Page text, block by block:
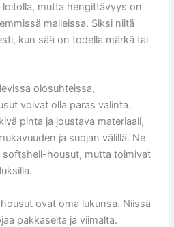
loitolla, mutta hengittävyys on
malleissa. Siksi niitä
kun sää on todella märkä tai
olosuhteissa,
voivat olla paras valinta.
pinta ja joustava materiaali,
ja suojan välillä. Ne
softshell-housut, mutta toimivat
ovat oma lukunsa. Niissä
pakkaselta ja viimalta.